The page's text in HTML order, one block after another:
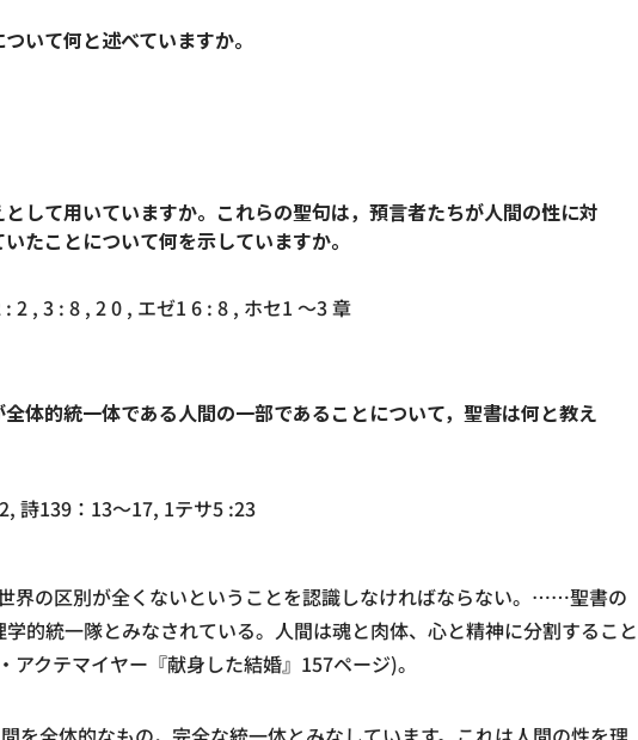
いて何と述べていますか。
して用いていますか。これらの聖句は，預言者たちが人間の性に対
たことについて何を示していますか。
2 , 3 : 8 , 2 0 , エゼ1 6 : 8 , ホセ1 〜3 章
体的統一体である人間の一部であることについて，聖書は何と教え
詩139：13〜17, 1テサ5 :23
界の区別が全くないということを認識しなければならない。……聖書の
的統一隊とみなされている。人間は魂と肉体、心と精神に分割すること
クテマイヤー『献身した結婚』157ページ)。